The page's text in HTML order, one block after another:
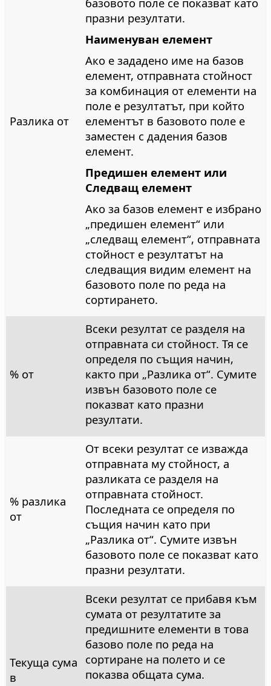
Разлика от
празни резултати.
Наименуван елемент
Ако е зададено име на базов
елемент, отправната стойност
за комбинация от елементи на
поле е резултатът, при който
елементът в базовото поле е
заместен с дадения базов
елемент.
Предишен елемент или
Следващ елемент
Ако за базов елемент е избрано
„предишен елемент“ или
„следващ елемент“, отправната
стойност е резултатът на
следващия видим елемент на
базовото поле по реда на
сортирането.
% от
Всеки резултат се разделя на
отправната си стойност. Тя се
определя по същия начин,
както при „Разлика от“. Сумите
извън базовото поле се
показват като празни
резултати.
% разлика
от
От всеки резултат се изважда
отправната му стойност, а
разликата се разделя на
отправната стойност.
Последната се определя по
същия начин като при
„Разлика от“. Сумите извън
базовото поле се показват като
празни резултати.
Текуща сума
в
Всеки резултат се прибавя към
сумата от резултатите за
предишните елементи в това
базово поле по реда на
сортиране на полето и се
показва общата сума.